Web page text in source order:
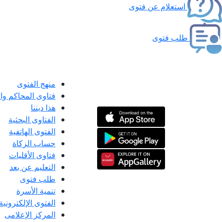
استعلام عن فتوى
طلب فتوى
منهج الفتوى
فتاوى المحاكم
هذا ديننا
الفتاوى البحثية
الفتوى الهاتفية
حساب الزكاة
فتاوى الأقليات
التعليم عن بعد
طلب فتوى
تنمية الأسرة
الفتوى الإلكترونية
المركز الإعلامى